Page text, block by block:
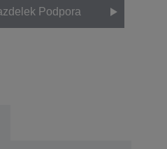
Podpora